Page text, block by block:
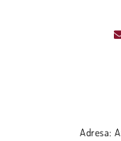
Adresa: